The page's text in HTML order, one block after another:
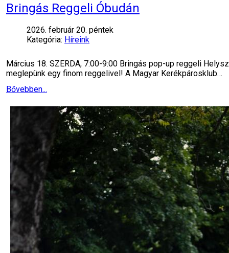
Bringás Reggeli Óbudán
2026. február 20. péntek
Kategória: Híreink
Március 18. SZERDA, 7:00-9:00 Bringás pop-up reggeli
meglepünk egy finom reggelivel! A Magyar Kerékpárosklub…
Bővebben...